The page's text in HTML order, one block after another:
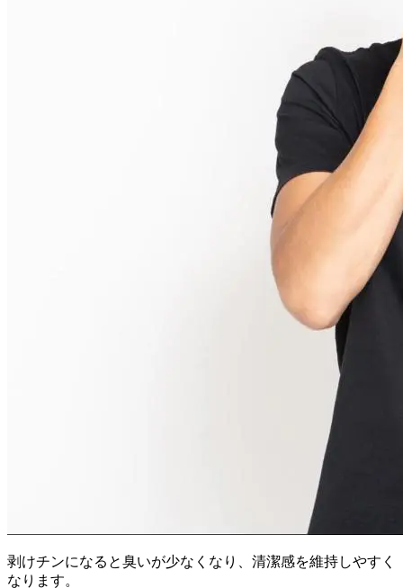
剥けチンになると臭いが少なくなり、清潔感を維持しやすく
なります。